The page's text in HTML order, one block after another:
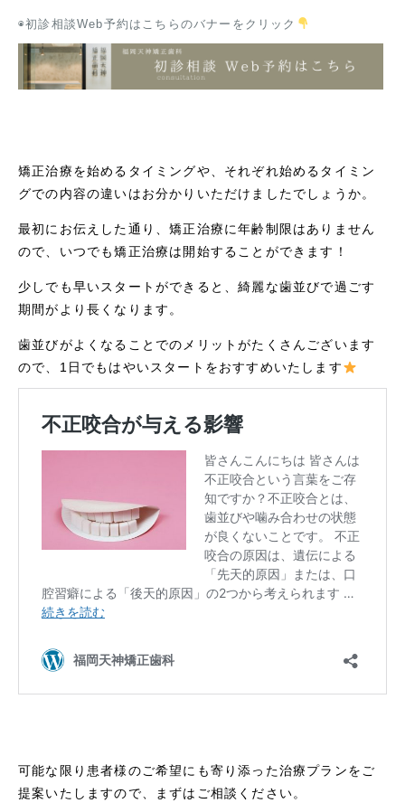
◉初診相談Web予約はこちらのバナーをクリック
矯正治療を始めるタイミングや、それぞれ始めるタイミン
グでの内容の違いはお分かりいただけましたでしょうか。
最初にお伝えした通り、矯正治療に年齢制限はありません
ので、いつでも矯正治療は開始することができます！
少しでも早いスタートができると、綺麗な歯並びで過ごす
期間がより長くなります。
歯並びがよくなることでのメリットがたくさんございます
ので、1日でもはやいスタートをおすすめいたします
可能な限り患者様のご希望にも寄り添った治療プランをご
提案いたしますので、まずはご相談ください。